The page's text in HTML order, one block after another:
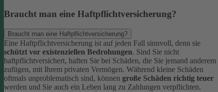
Braucht man eine Haftpflichtversicherung?
Braucht man eine Haftpflichtversicherung?
Eine Haftpflichtversicherung ist auf jeden Fall sinnvoll, denn sie
schützt vor existenziellen Bedrohungen. Sind Sie nicht
haftpflichtversichert, haften Sie bei Schäden, die Sie jemand anderem
zufügen, mit Ihrem privaten Vermögen. Während kleine Schäden
oftmals unproblematisch sind, können große Schäden richtig teuer
werden und Sie auch ein Leben lang zu Zahlungen verpflichten.